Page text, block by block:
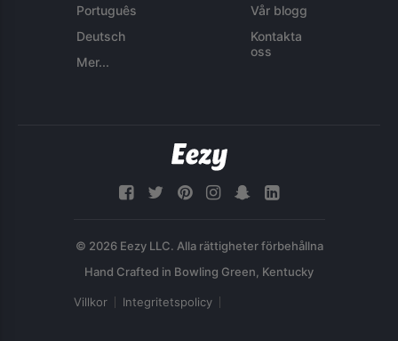
Português
Deutsch
Mer...
Vår blogg
Kontakta
oss
© 2026 Eezy LLC. Alla rättigheter förbehållna
Villkor Integritetspolicy